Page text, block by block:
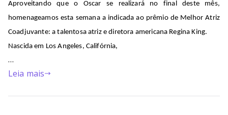
Aproveitando que o Oscar se realizará no final deste mês,
homenageamos esta semana a indicadaao prêmio de Melhor Atriz
Coadjuvante: a talentosa atriz e diretora americana Regina King.
Nascida em Los Angeles, Califórnia,
…
Leia mais